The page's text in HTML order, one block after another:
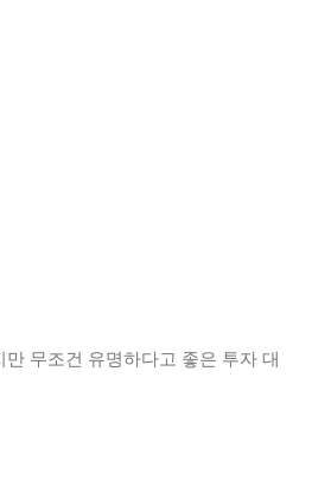
무조건 유명하다고 좋은 투자 대